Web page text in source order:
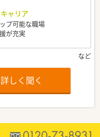
ャリア
プ可能な職場
が充実
しく聞く